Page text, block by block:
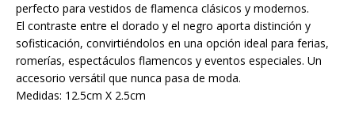
perfecto para vestidos de flamenca clásicos y modernos.
El contraste entre el dorado y el negro aporta distinción y
sofisticación, convirtiéndolos en una opción ideal para ferias,
romerías, espectáculos flamencos y eventos especiales. Un
accesorio versátil que nunca pasa de moda.
Medidas: 12.5cm X 2.5cm